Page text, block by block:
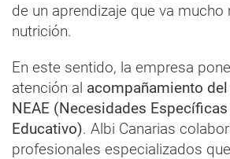
de un aprendizaje que va mucho
nutrición.
En este sentido, la empresa
atención al acompañamiento
NEAE (Necesidades
Educativo). Albi Canarias
profesionales especializados